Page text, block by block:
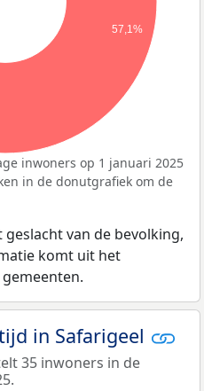
57,1%
inwoners op 1 januari 2025
in de donutgrafiek om de
van de bevolking,
komt uit het
in Safarigeel
35 inwoners in de